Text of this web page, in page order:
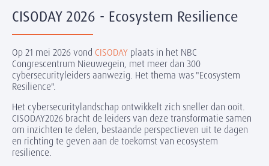
CISODAY 2026 - Ecosystem Resilience
Op 21 mei 2026 vond CISODAY plaats in het NBC
Congrescentrum Nieuwegein, met meer dan 300
cybersecurityleiders aanwezig. Het thema was "Ecosystem
Resilience".
Het cybersecuritylandschap ontwikkelt zich sneller dan ooit.
CISODAY2026 bracht de leiders van deze transformatie samen
om inzichten te delen, bestaande perspectieven uit te dagen
en richting te geven aan de toekomst van ecosystem
resilience.